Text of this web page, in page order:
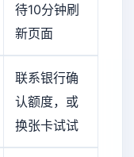
待10分钟刷
新页面
联系银行确
认额度，或
换张卡试试